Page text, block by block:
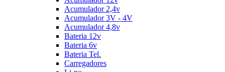
Acumulador 2,4v
Acumulador 3V - 4V
Acumulador 4,8v
Bateria 12v
Bateria 6v
Bateria Tel.
Carregadores